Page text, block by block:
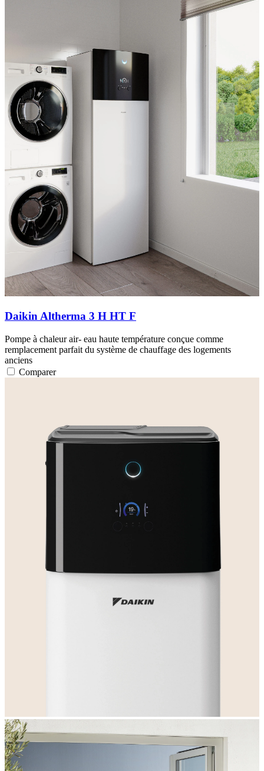
Daikin Altherma 3 H HT F
Pompe à chaleur air- eau haute température conçue comme
remplacement parfait du système de chauffage des logements
anciens
Comparer